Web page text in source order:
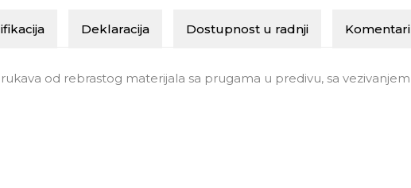
Deklaracija Dostupnost u radnji Komentari
od rebrastog materijala sa prugama u predivu, sa vezivanjem